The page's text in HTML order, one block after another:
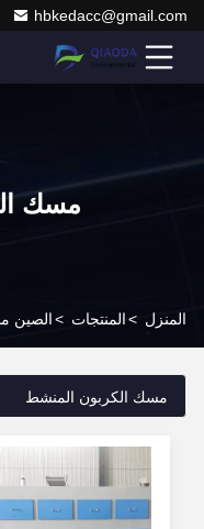
hbkedacc@gmail.com
مسك
المنزل >المنتجات >الصين
مسك الكربون المنشط